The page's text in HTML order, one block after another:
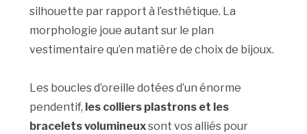
silhouette par rapport à l’esthétique. La
morphologie joue autant sur le plan
vestimentaire qu’en matière de choix de bijoux.
Les boucles d’oreille dotées d’un énorme
pendentif, les colliers plastrons et les
bracelets volumineuxsont vos alliés pour